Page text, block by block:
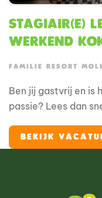
Stagiair(e)
Werkend
FAMILIE RESORT
Ben jij gastvrij en is
passie? Lees dan
BEKIJK